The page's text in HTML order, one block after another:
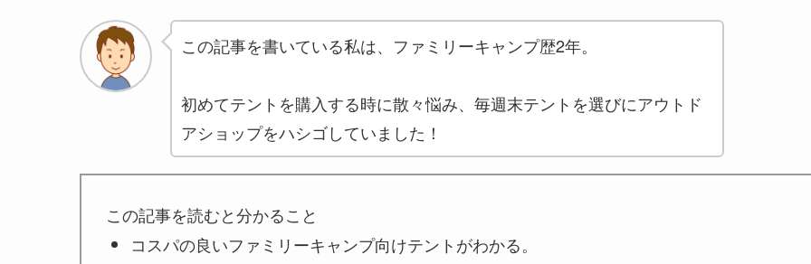
この記事を書いている私は、ファミリーキャンプ歴2年。
初めてテントを購入する時に散々悩み、毎週末テントを選びにアウトド
アショップをハシゴしていました！
この記事を読むと分かること
コスパの良いファミリーキャンプ向けテントがわかる。